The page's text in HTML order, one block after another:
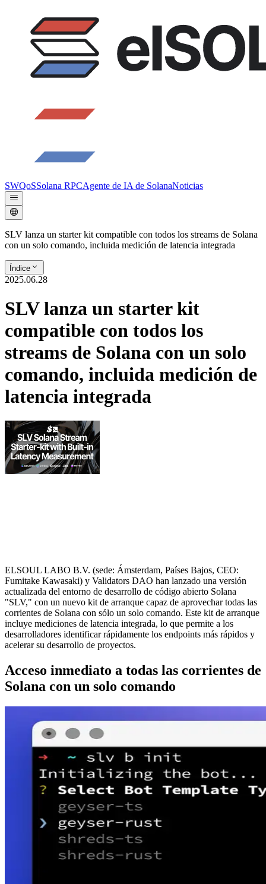
SWQoSSolana RPCAgente de IA de SolanaNoticias
SLV lanza un starter kit compatible con todos los streams de Solana
con un solo comando, incluida medición de latencia integrada
Índice
2025.06.28
SLV lanza un starter kit
compatible con todos los
streams de Solana con un solo
comando, incluida medición de
latencia integrada
ELSOUL LABO B.V. (sede: Ámsterdam, Países Bajos, CEO:
Fumitake Kawasaki) y Validators DAO han lanzado una versión
actualizada del entorno de desarrollo de código abierto Solana
"SLV," con un nuevo kit de arranque capaz de aprovechar todas las
corrientes de Solana con sólo un solo comando. Este kit de arranque
incluye mediciones de latencia integrada, lo que permite a los
desarrolladores identificar rápidamente los endpoints más rápidos y
acelerar su desarrollo de proyectos.
Acceso inmediato a todas las corrientes de
Solana con un solo comando